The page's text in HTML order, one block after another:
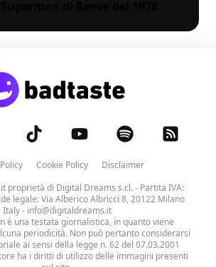
Cookie Policy
Disclaimer
proprietà di Digital Dreams s.r.l.- Partita IVA:
legale: Via Alberico Albricci 8, 20122 Milano
Italy - info@digitaldreams.it
è una testata giornalistica, in quanto viene
periodicità. Non può pertanto considerarsi
ai sensi della legge n. 62 del 07.03.2001
ha i diritti di utilizzo delle immagini presenti